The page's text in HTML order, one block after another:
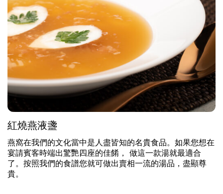
紅燒燕液盞
燕窩在我們的文化當中是人盡皆知的名貴食品。如果您想在
宴請賓客時端出驚艷四座的佳餚， 做這一款湯就最適合
了。按照我們的食譜您就可做出賣相一流的湯品，盡顯尊
貴。